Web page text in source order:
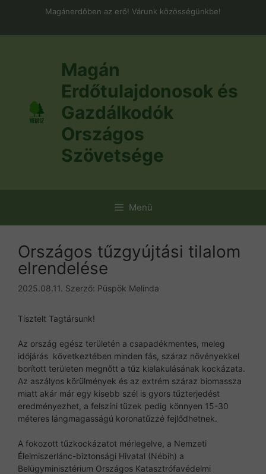
Magánerdőben az erő! Várunk közösségünkbe!
Magán
Erdőtulajdonosok és
Gazdálkodók
Országos
Szövetsége
Menü
Országos tűzgyújtási tilalom
elrendelése
2025.08.11. Szerző: Püspök Melinda
Tisztelt Tagtársunk!
Az ország egész területén a csapadékmentes, meleg
időjárás következtében minden fás, száraz növényekkel
borított területen megnőtt a tűz kialakulásának kockázata.
Az aszályos körülmények és az extrém száraz biomassza
miatt akár már egy kisebb szél is gyors tűzterjedést
eredményezhet, a felszíni tüzek pedig könnyen 15-30
méteres lángmagasságú koronatűzzé fejlődhetnek.
A fokozott tűzkockázatot mérlegelve, a Nemzeti
Élelmiszerlánc-biztonsági Hivatal (Nébih) a
Belügyminisztérium Országos Katasztrófavédelmi